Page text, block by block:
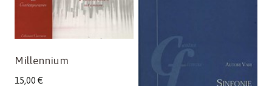
Millennium
15,00 €